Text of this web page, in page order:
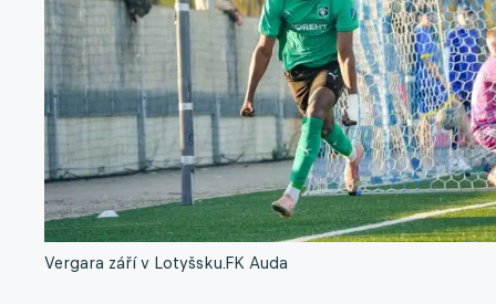
Vergara září v Lotyšsku.FK Auda